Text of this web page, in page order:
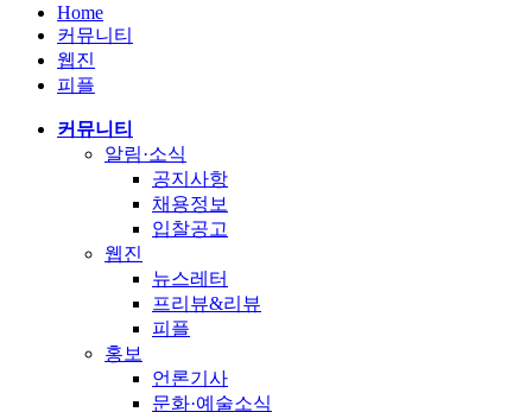
Home
커뮤니티
웹진
피플
커뮤니티
알림·소식
공지사항
채용정보
입찰공고
웹진
뉴스레터
프리뷰&리뷰
피플
홍보
언론기사
문화·예술소식